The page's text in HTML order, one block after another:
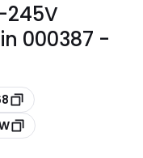
245V
000387 -